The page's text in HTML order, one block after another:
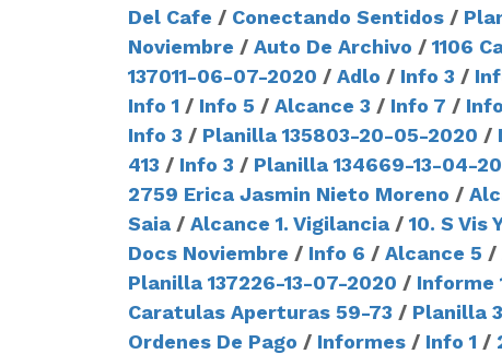
Del Cafe / Conectando Sentidos /
Noviembre / Auto De Archivo / 1106
137011-06-07-2020 / Adlo / Info 3 /
Info 1 / Info 5 / Alcance 3 / Info 7 /
Info 3 / Planilla 135803-20-05-2020 /
413 / Info 3 / Planilla 134669-13-04-
2759 Erica Jasmin Nieto Moreno /
Saia / Alcance 1. Vigilancia / 10. S Vis
Docs Noviembre / Info 6 / Alcance 5 /
Planilla 137226-13-07-2020 / Informe
Caratulas Aperturas 59-73 / Planilla
Ordenes De Pago / Informes / Info 1 /